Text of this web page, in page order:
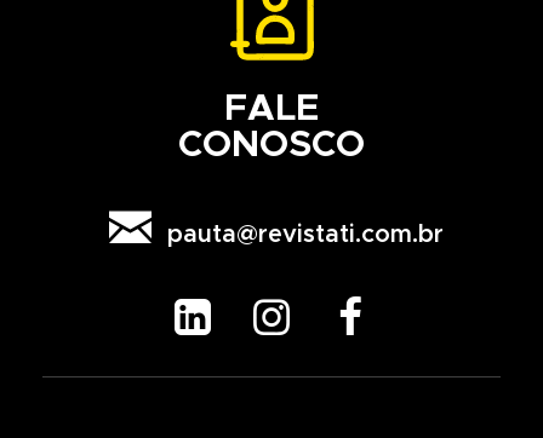
FALE
CONOSCO
 pauta@revistati.com.br
  